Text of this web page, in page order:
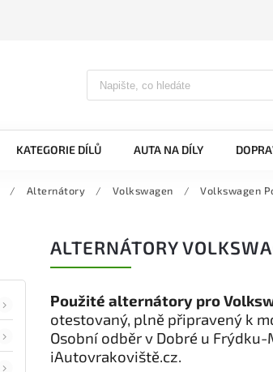
KATEGORIE DÍLŮ AUTA NA DÍLY
/ Alternátory / Volkswagen / Volkswagen
ALTERNÁTORY
Použité alternátory pro
otestovaný, plně připravený k
Osobní odběr v Dobré u
iAutovrakoviště.cz.